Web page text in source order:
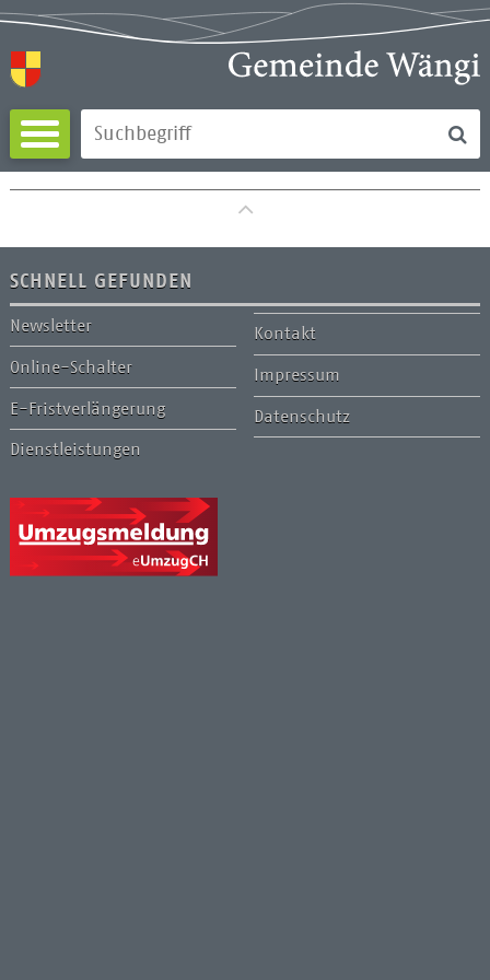
Direkt zum Inhalt springen
Suchbegriff
zum Seitenanfang
SCHNELL GEFUNDEN
Newsletter
Online-Schalter
E-Fristverlängerung
Dienstleistungen
Kontakt
Impressum
Datenschutz